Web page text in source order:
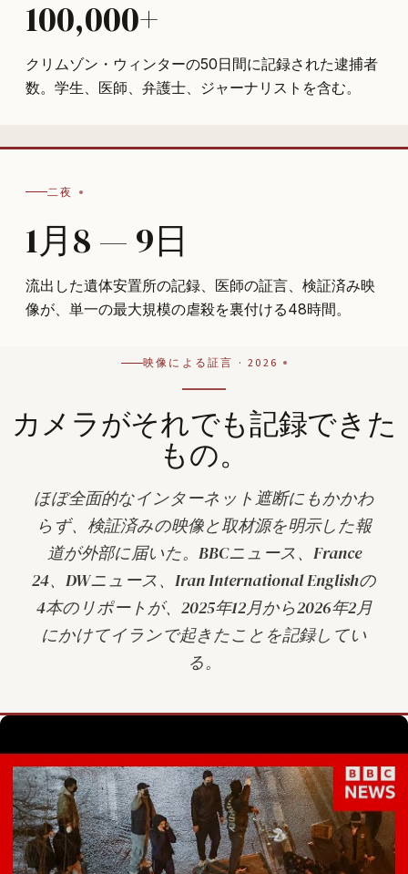
100,000+
クリムゾン・ウィンターの50日間に記録された逮捕者
数。学生、医師、弁護士、ジャーナリストを含む。
二夜
1月8 — 9日
流出した遺体安置所の記録、医師の証言、検証済み映
像が、単一の最大規模の虐殺を裏付ける48時間。
映像による証言 · 2026
カメラがそれでも記録できた
もの。
ほぼ全面的なインターネット遮断にもかかわ
らず、検証済みの映像と取材源を明示した報
道が外部に届いた。BBCニュース、France
24、DWニュース、Iran International Englishの
4本のリポートが、2025年12月から2026年2月
にかけてイランで起きたことを記録してい
る。